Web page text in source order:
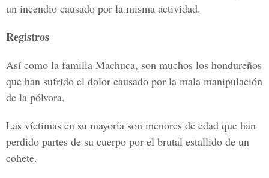
un incendio causado por la misma actividad.
Registros
Así como la familia Machuca, son muchos los hondureños
que han sufrido el dolor causado por la mala manipulación
de la pólvora.
Las víctimas en su mayoría son menores de edad que han
perdido partes de su cuerpo por el brutal estallido de un
cohete.